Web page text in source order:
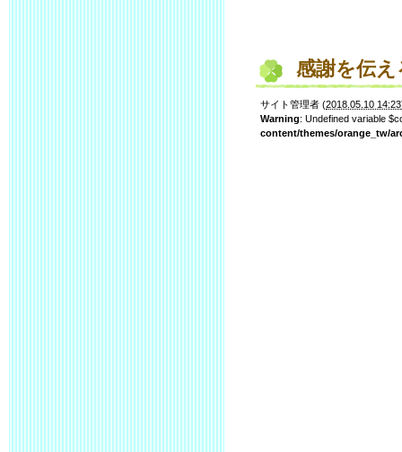
感謝を伝え
サイト管理者 (2018.05.10 14:23
Warning: Undefined variable
content/themes/orange_tw/